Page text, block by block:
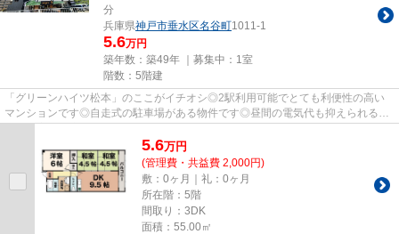
分
兵庫県神戸市垂水区名谷町1011-1
5.6万円
築年数：築49年 ｜募集中： 1室
階数：5階建
「グリーンハイツ松本」のここがイチオシ◎2駅利用可能でとても利便性の高い
マンションです◎自走式の駐車場がある物件です◎昼間の電気代も抑えられる、
5.6万円
(管理費・共益費 2,000円)
敷：0ヶ月｜礼：0ヶ月
所在階：5階
間取り：3DK
面積：55.00㎡